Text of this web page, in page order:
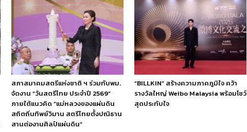
สภาสมาคมสตรีแห่งชาติ ฯ ร่วมกับพม.
จัดงาน “วันสตรีไทย ประจำปี 2569”
ภายใต้แนวคิด “แม่หลวงของแผ่นดิน
สถิตถิ่นทิพย์วิมาน สตรีไทยตั้งปณิธาน
สานต่องานศิลป์แผ่นดิน”
“BILLKIN” สร้างความภาคภูมิใจ คว้า
รางวัลใหญ่ Weibo Malaysia พร้อมโชว์
สุดประทับใจ